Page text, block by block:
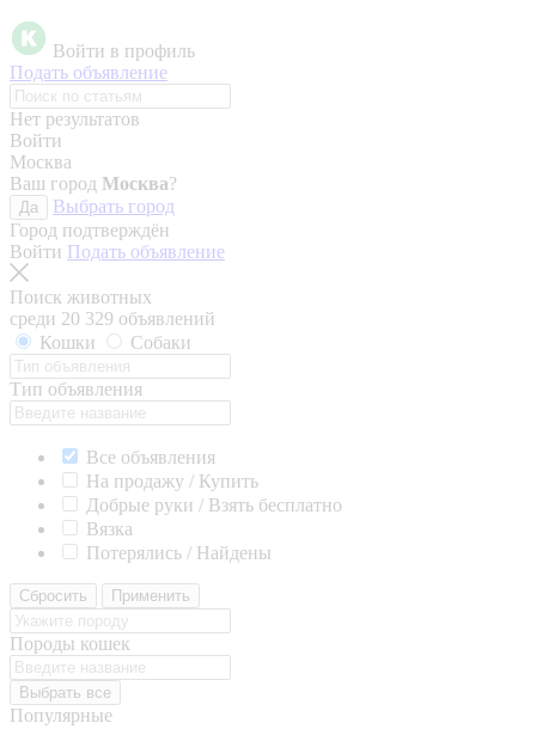
Войти в профиль
Подать объявление
Нет результатов
Войти
Москва
Ваш город Москва?
Да
Выбрать город
Город подтверждён
Войти Подать объявление
Поиск животных
среди 20 329 объявлений
Кошки
Собаки
Тип объявления
Все объявления
На продажу / Купить
Добрые руки / Взять бесплатно
Вязка
Потерялись / Найдены
Сбросить Применить
Породы кошек
Выбрать все
Популярные